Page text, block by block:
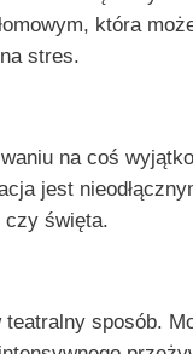
która
stres.
na coś
jest
czy święta.
sposób.